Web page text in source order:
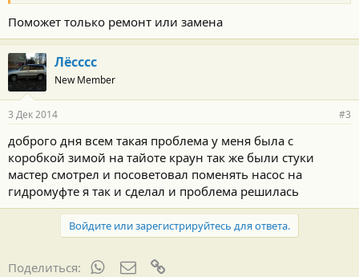
Поможет только ремонт или замена
Лёсссс
New Member
3 Дек 2014 #3
доброго дня всем такая проблема у меня была с
коробкой зимой на тайоте краун так же были стуки
мастер смотрел и посоветовал поменять насос на
гидромуфте я так и сделал и проблема решилась
Войдите или зарегистрируйтесь для ответа.
Поделиться: WhatsAppЭлектронная почта